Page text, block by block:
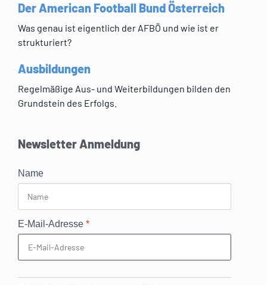
Der American Football Bund Österreich
Was genau ist eigentlich der AFBÖ und wie ist er
strukturiert?
Ausbildungen
Regelmäßige Aus- und Weiterbildungen bilden den
Grundstein des Erfolgs.
Newsletter Anmeldung
Name
E-Mail-Adresse *